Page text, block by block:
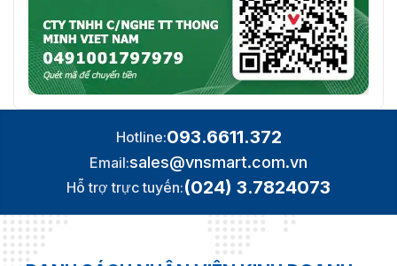
Hotline:093.6611.372
Email:sales@vnsmart.com.vn
Hỗ trợ trực tuyến:(024) 3.7824073